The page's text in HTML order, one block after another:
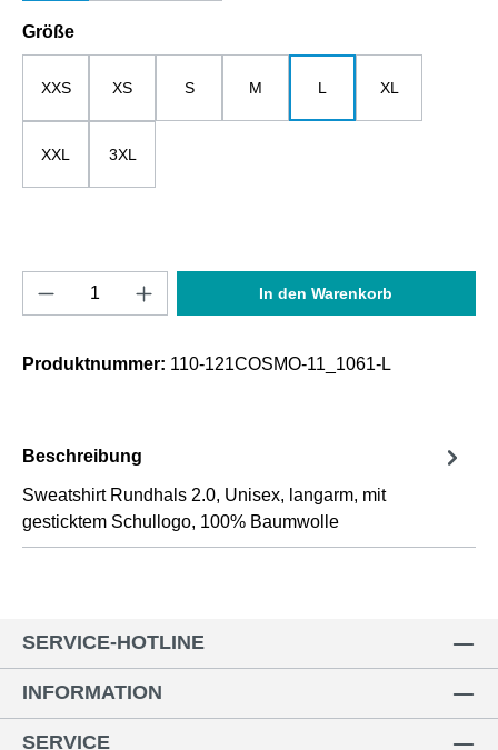
Größeauswählen
XXS XS S M L XL
XXL 3XL
Produkt Anzahl: Gib den gewünschten
In den Warenkorb
Produktnummer: 110-121COSMO-11_1061-L
Beschreibung
Sweatshirt Rundhals 2.0, Unisex, langarm, mit
gesticktem Schullogo, 100% Baumwolle
SERVICE-HOTLINE
INFORMATION
SERVICE